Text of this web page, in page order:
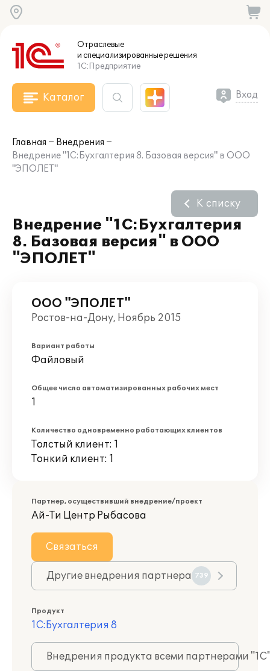
Отраслевые
и специализированныерешения
1С:Предприятие
Каталог Вход
Главная
Внедрения
Внедрение "1С:Бухгалтерия 8. Базовая версия" в ООО
"ЭПОЛЕТ"
Внедрение "1С:Бухгалтерия
8. Базовая версия" в ООО
"ЭПОЛЕТ"
К списку
ООО "ЭПОЛЕТ"
Ростов-на-Дону, Ноябрь 2015
Вариант работы
Файловый
Общее число автоматизированных рабочих мест
1
Количество одновременно работающих клиентов
Толстый клиент: 1
Тонкий клиент: 1
Партнер, осуществивший внедрение/проект
Ай-Ти Центр Рыбасова
Связаться
Другие внедрения партнера 739
Продукт
1С:Бухгалтерия 8
Внедрения продукта всеми партнерами